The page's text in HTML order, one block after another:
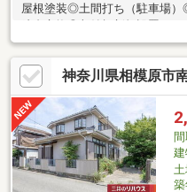
屋根塗装◎土間打ち（駐車場
トイレ交換◎各建具交換◎クロ
グ張替等◎フロアタイル貼(一
◎モニタ付インターホン設置◎
げ物干し（2ヶ所）設置◎コン
ング◆令和2年9月：玄関ドア交
室）◆令和５年10月：給湯器
書館、ハーモニーホール座間が
神奈川県相模原市
間
築